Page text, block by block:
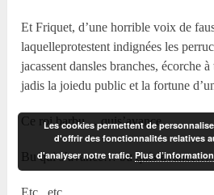
Et Friquet, d’une horrible voix de
laquelleprotestent indignées les
jacassent dansles branches, écorche
jadis la joiedu public et la fortune
Ce roi barbu… quis’avance…
Bu qui s’avance… bu quis’avance…
Les cookies permettent de
d'offrir des fonctionnalités relatives
d'analyser notre trafic.Plus